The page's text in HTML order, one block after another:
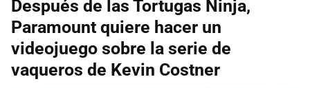
Después de las Tortugas Ninja,
Paramount quiere hacer un
videojuego sobre la serie de
vaqueros de Kevin Costner